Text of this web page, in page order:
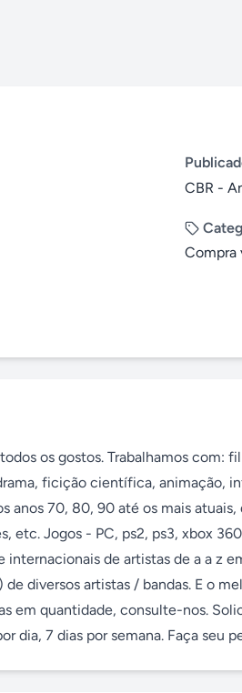
CBR -
Compra
os gostos. Trabalhamos com:
ficição científica, animação,
anos 70, 80, 90 até os mais
etc. Jogos - PC, ps2, ps3, xbox
internacionais de artistas de a a z
diversos artistas / bandas. E o
em quantidade, consulte-nos.
dia, 7 dias por semana. Faça seu